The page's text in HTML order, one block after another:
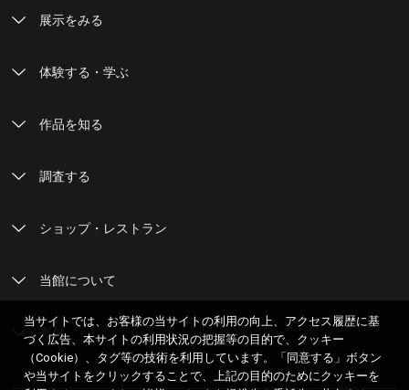
当サイトでは、お客様の当サイトの利用の向上、アクセス履歴に基
づく広告、本サイトの利用状況の把握等の目的で、クッキー
（Cookie）、タグ等の技術を利用しています。「同意する」ボタン
や当サイトをクリックすることで、上記の目的のためにクッキーを
展示をみる
体験する・学ぶ
作品を知る
調査する
ショップ・レストラン
当館について
寄付